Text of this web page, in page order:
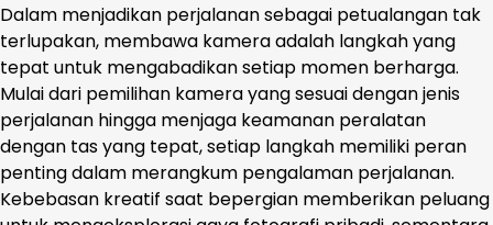
Dalam menjadikan perjalanan sebagai petualangan tak
terlupakan, membawa kamera adalah langkah yang
tepat untuk mengabadikan setiap momen berharga.
Mulai dari pemilihan kamera yang sesuai dengan jenis
perjalanan hingga menjaga keamanan peralatan
dengan tas yang tepat, setiap langkah memiliki peran
penting dalam merangkum pengalaman perjalanan.
Kebebasan kreatif saat bepergian memberikan peluang